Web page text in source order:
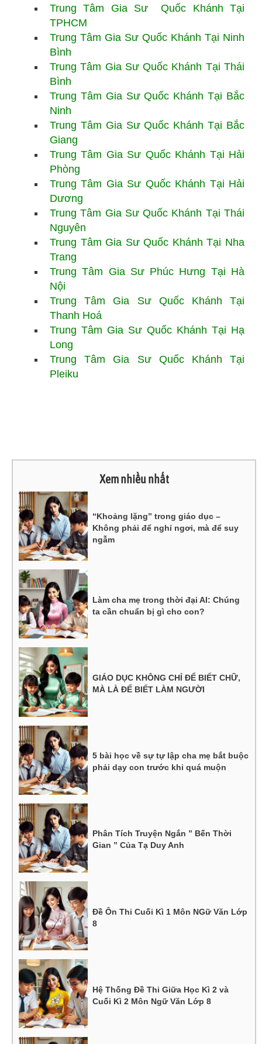
Trung Tâm Gia SưQuốc Khánh Tại
TPHCM
Trung Tâm Gia Sư Quốc Khánh Tại Ninh
Bình
Trung Tâm Gia SưQuốc Khánh Tại Thái
Bình
Trung Tâm Gia SưQuốc Khánh Tại Bắc
Ninh
Trung Tâm Gia Sư Quốc Khánh Tại Bắc
Giang
Trung Tâm Gia Sư Quốc Khánh Tại Hải
Phòng
Trung Tâm Gia Sư Quốc Khánh Tại Hải
Dương
Trung Tâm Gia SưQuốc Khánh Tại Thái
Nguyên
Trung Tâm Gia Sư Quốc Khánh Tại Nha
Trang
Trung Tâm Gia Sư Phúc Hưng Tại Hà
Nội
Trung Tâm Gia Sư Quốc Khánh Tại
Thanh Hoá
Trung Tâm Gia Sư Quốc Khánh Tại Hạ
Long
Trung Tâm Gia Sư Quốc Khánh Tại
Pleiku
Xem nhiều nhất
“Khoảng lặng” trong giáo dục –
Không phải để nghỉ ngơi, mà để suy
ngẫm
Làm cha mẹ trong thời đại AI: Chúng
ta cần chuẩn bị gì cho con?
GIÁO DỤC KHÔNG CHỈ ĐỂ BIẾT CHỮ,
MÀ LÀ ĐỂ BIẾT LÀM NGƯỜI
5 bài học về sự tự lập cha mẹ bắt buộc
phải dạy con trước khi quá muộn
Phân Tích Truyện Ngắn ” Bến Thời
Gian ” Của Tạ Duy Anh
Đề Ôn Thi Cuối Kì 1 Môn NGữ Văn Lớp
8
Hệ Thống Đề Thi Giữa Học Kì 2 và
Cuối Kì 2 Môn Ngữ Văn Lớp 8